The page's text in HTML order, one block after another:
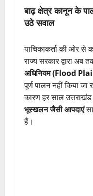
बाढ़ क्षेत्र कानून के
उठे सवाल
याचिकाकर्ता की ओर से
राज्य सरकार द्वारा अब
अधिनियम (Flood
पूर्ण पालन नहीं किया जा
कारण हर साल
भूस्खलन जैसी आपदाएं
हैं।